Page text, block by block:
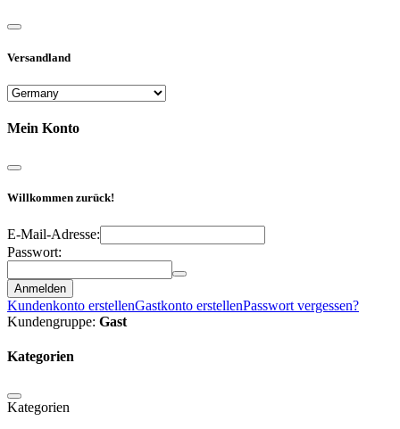
Versandland
Mein Konto
Willkommen zurück!
E-Mail-Adresse:
Passwort:
Anmelden
Kundenkonto erstellenGastkonto erstellenPasswort vergessen?
Kundengruppe: Gast
Kategorien
Kategorien